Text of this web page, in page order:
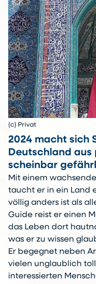
(c) Privat
2024 macht sich
Deutschland aus
scheinbar
Mit einem
taucht er in ein Land
völlig anders ist als
Guide reist er einen
das Leben dort
was er zu wissen
Er begegnet neben
vielen unglaublich
interessierten